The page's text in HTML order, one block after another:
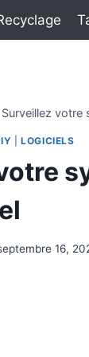
votre
|LOGICIELS
16,